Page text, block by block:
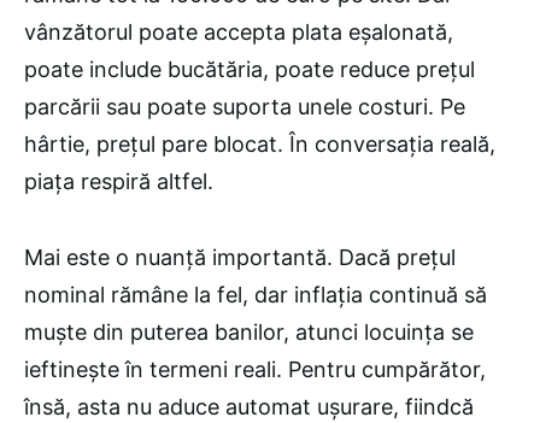
vânzătorul poate accepta plata eșalonată,
poate include bucătăria, poate reduce prețul
parcării sau poate suporta unele costuri. Pe
hârtie, prețul pare blocat. În conversația reală,
piața respiră altfel.
Mai este o nuanță importantă. Dacă prețul
nominal rămâne la fel, dar inflația continuă să
muște din puterea banilor, atunci locuința se
ieftinește în termeni reali. Pentru cumpărător,
însă, asta nu aduce automat ușurare, fiindcă